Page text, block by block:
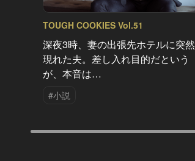
TOUGH COOKIES Vol.51
深夜3時、妻の出張先ホテルに突然
現れた夫。差し入れ目的だという
が、本音は…
#小説